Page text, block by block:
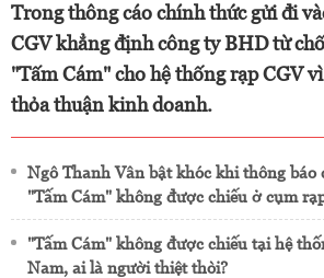
Trong thông cáo chính thức gửi đi
CGV khẳng định công ty BHD từ
"Tấm Cám" cho hệ thống rạp CGV
thỏa thuận kinh doanh.
Ngô Thanh Vân bật khóc khi thông
"Tấm Cám" không được chiếu ở cụm
"Tấm Cám" không được chiếu tại hệ
Nam, ai là người thiệt thòi?